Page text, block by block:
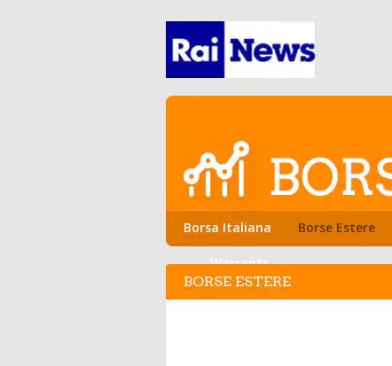
Borsa Italiana Borse Estere
Warrants
BORSE ESTERE